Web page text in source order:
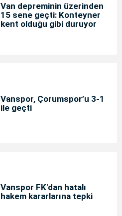
Van depreminin üzerinden
15 sene geçti: Konteyner
kent olduğu gibi duruyor
Vanspor, Çorumspor’u 3-1
ile geçti
Vanspor FK'dan hatalı
hakem kararlarına tepki